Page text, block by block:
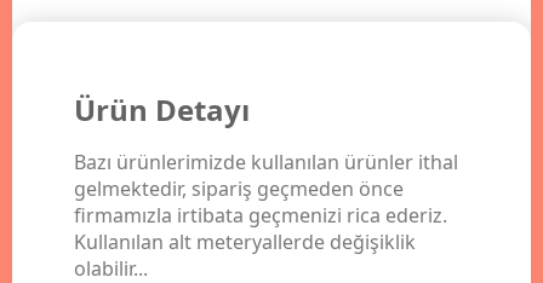
Ürün Detayı
Bazı ürünlerimizde kullanılan ürünler ithal
gelmektedir, sipariş geçmeden önce
firmamızla irtibata geçmenizi rica ederiz.
Kullanılan alt meteryallerde değişiklik
olabilir...